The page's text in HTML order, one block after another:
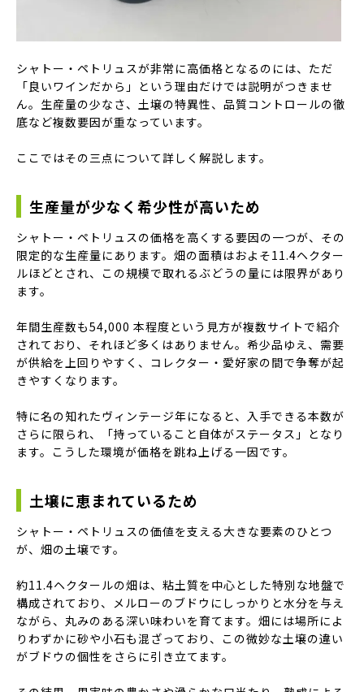
シャトー・ペトリュスが非常に高価格となるのには、ただ
「良いワインだから」という理由だけでは説明がつきませ
ん。生産量の少なさ、土壌の特異性、品質コントロールの徹
底など複数要因が重なっています。
ここではその三点について詳しく解説します。
生産量が少なく希少性が高いため
シャトー・ペトリュスの価格を高くする要因の一つが、その
限定的な生産量にあります。畑の面積はおよそ11.4ヘクター
ルほどとされ、この規模で取れるぶどうの量には限界があり
ます。
年間生産数も54,000 本程度という見方が複数サイトで紹介
されており、それほど多くはありません。希少品ゆえ、需要
が供給を上回りやすく、コレクター・愛好家の間で争奪が起
きやすくなります。
特に名の知れたヴィンテージ年になると、入手できる本数が
さらに限られ、「持っていること自体がステータス」となり
ます。こうした環境が価格を跳ね上げる一因です。
土壌に恵まれているため
シャトー・ペトリュスの価値を支える大きな要素のひとつ
が、畑の土壌です。
約11.4ヘクタールの畑は、粘土質を中心とした特別な地盤で
構成されており、メルローのブドウにしっかりと水分を与え
ながら、丸みのある深い味わいを育てます。畑には場所によ
りわずかに砂や小石も混ざっており、この微妙な土壌の違い
がブドウの個性をさらに引き立てます。